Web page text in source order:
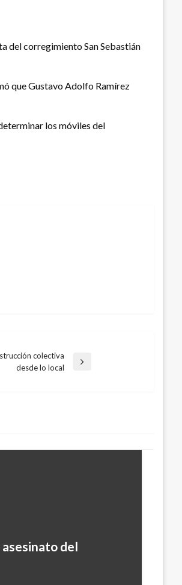
del corregimiento San Sebastián
que Gustavo Adolfo Ramírez
los móviles del
colectiva
desde lo local
del